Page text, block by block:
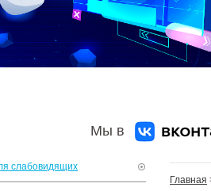
Мы в
слабовидящих
Главная